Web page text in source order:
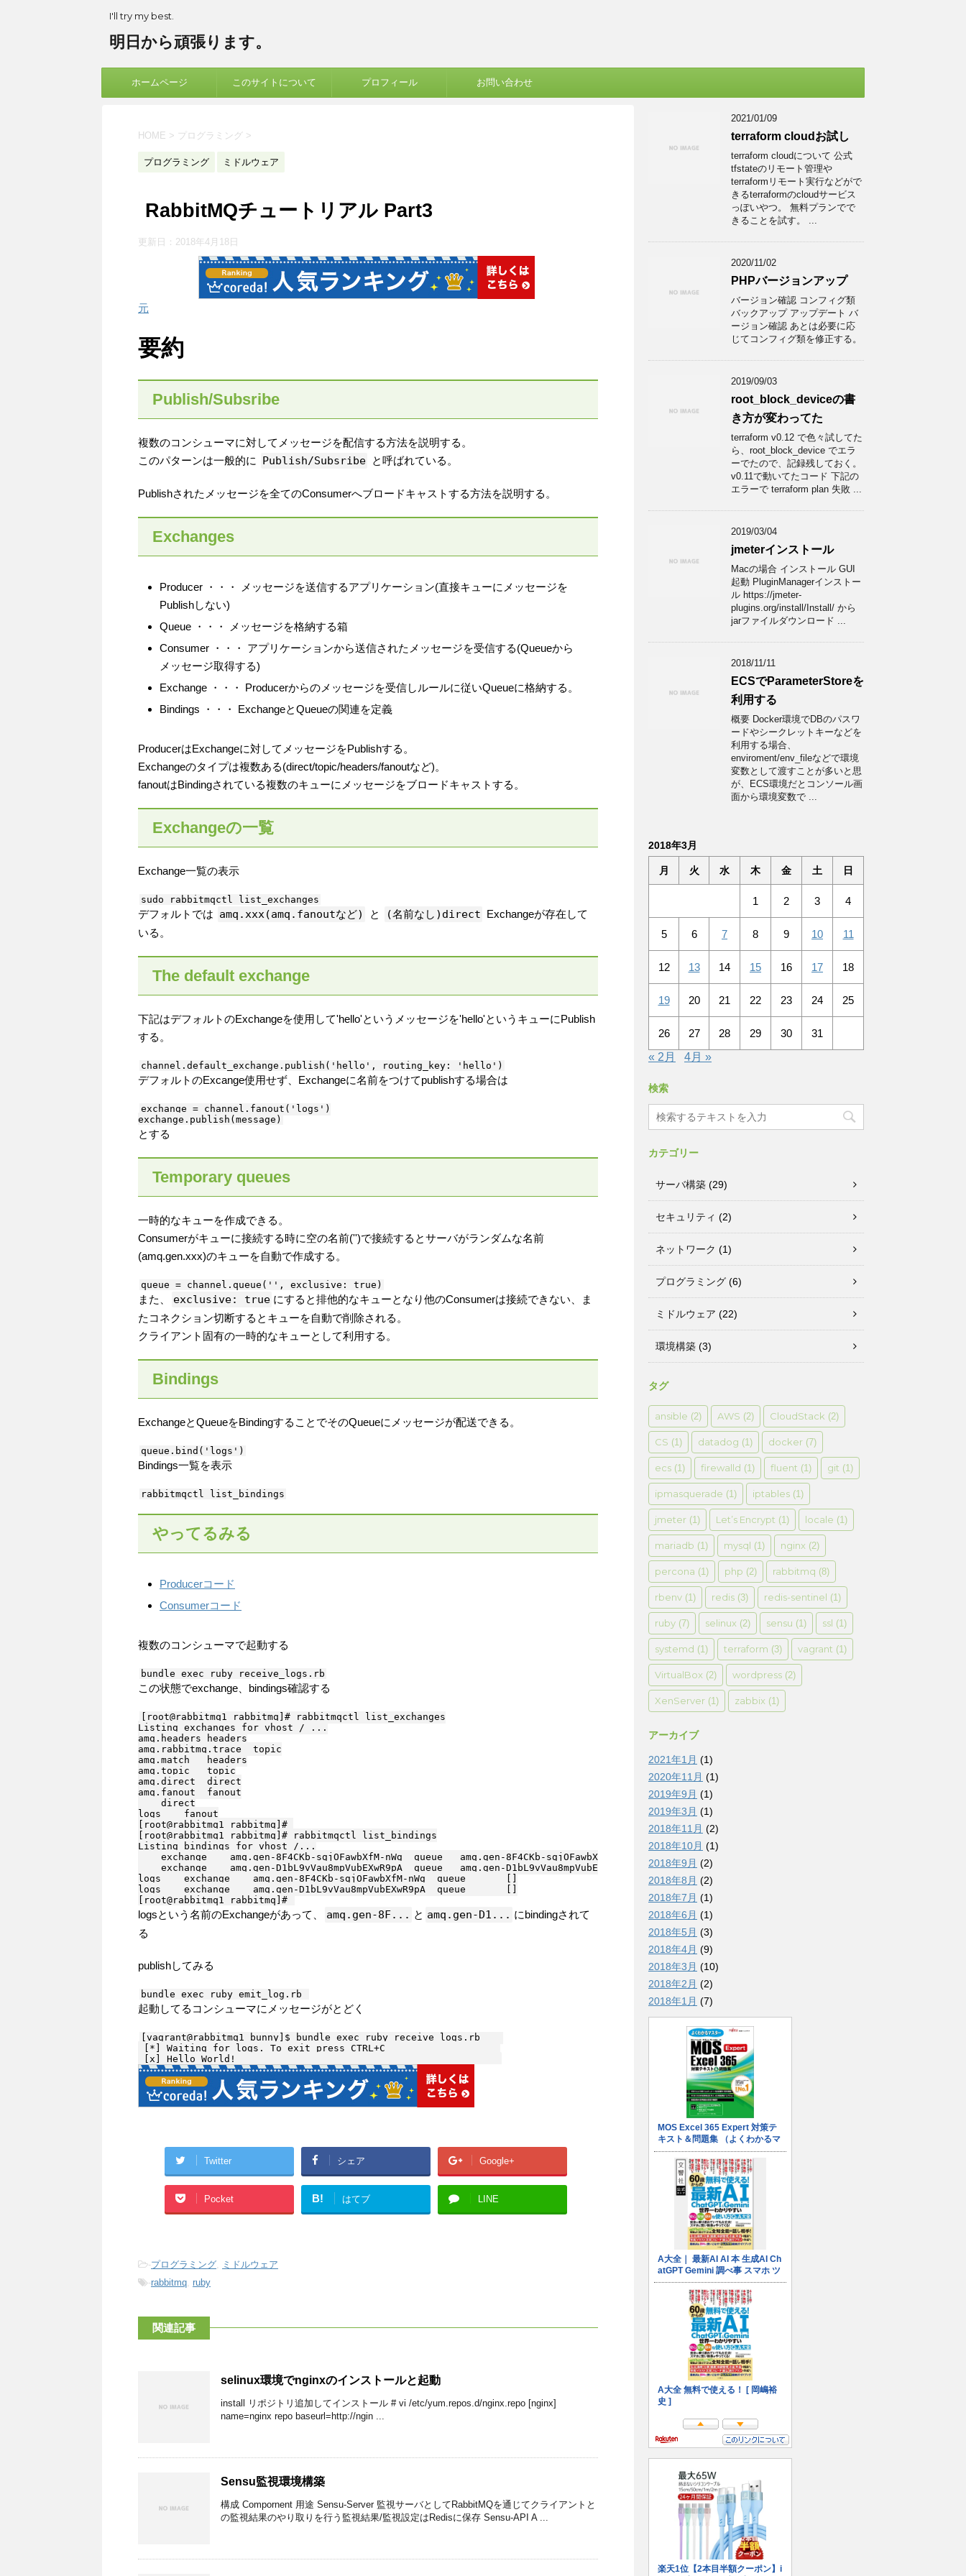
I'll try my best.
明日から頑張ります。
ホームページ このサイトについて プロフィール お問い合わせ
HOME > プログラミング >
プログラミング ミドルウェア
RabbitMQチュートリアル Part3
更新日： 2018年4月18日
元
要約
Publish/Subsribe
複数のコンシューマに対してメッセージを配信する方法を説明する。
このパターンは一般的に
Publish/Subsribe と呼ばれている。
Publishされたメッセージを全てのConsumerへブロードキャストする方法を説明する。
Exchanges
Producer ・・・ メッセージを送信するアプリケーション(直接キューにメッセージを
Publishしない)
Queue ・・・ メッセージを格納する箱
Consumer ・・・ アプリケーションから送信されたメッセージを受信する(Queueから
メッセージ取得する)
Exchange ・・・ Producerからのメッセージを受信しルールに従いQueueに格納する。
Bindings ・・・ ExchangeとQueueの関連を定義
ProducerはExchangeに対してメッセージをPublishする。
Exchangeのタイプは複数ある(direct/topic/headers/fanoutなど)。
fanoutはBindingされている複数のキューにメッセージをブロードキャストする。
Exchangeの一覧
Exchange一覧の表示
デフォルトでは amq.xxx(amq.fanoutなど) と (名前なし)direct Exchangeが存在して
いる。
The default exchange
下記はデフォルトのExchangeを使用して'hello'というメッセージを'hello'というキューにPublish
する。
デフォルトのExcange使用せず、Exchangeに名前をつけてpublishする場合は
exchange = channel.fanout('logs')
とする
Temporary queues
一時的なキューを作成できる。
Consumerがキューに接続する時に空の名前('')で接続するとサーバがランダムな名前
(amq.gen.xxx)のキューを自動で作成する。
また、 exclusive: true にすると排他的なキューとなり他のConsumerは接続できない、ま
たコネクション切断するとキューを自動で削除される。
クライアント固有の一時的なキューとして利用する。
Bindings
ExchangeとQueueをBindingすることでそのQueueにメッセージが配送できる。
Bindings一覧を表示
やってるみる
Producerコード
Consumerコード
複数のコンシューマで起動する
この状態でexchange、bindings確認する
[root@rabbitmq1 rabbitmq]# rabbitmqctl list_exchanges
Listing exchanges for vhost / ...
amq.headers headers
amq.rabbitmq.trace  topic
amq.match   headers
amq.topic   topic
amq.direct  direct
amq.fanout  fanout
    direct
logs    fanout
[root@rabbitmq1 rabbitmq]#
[root@rabbitmq1 rabbitmq]# rabbitmqctl list_bindings
Listing bindings for vhost /...
    exchange    amq.gen-8F4CKb-sgjOFawbXfM-nWg  queue   amq.gen-8F4CKb-sgjOFawbXfM-nWg  []
    exchange    amq.gen-D1bL9vVau8mpVubEXwR9pA  queue   amq.gen-D1bL9vVau8mpVubEXwR9pA  []
logs    exchange    amq.gen-8F4CKb-sgjOFawbXfM-nWg  queue       []
logs    exchange    amq.gen-D1bL9vVau8mpVubEXwR9pA  queue       []
logsという名前のExchangeがあって、 amq.gen-8F... と amq.gen-D1... にbindingされて
る
publishしてみる
起動してるコンシューマにメッセージがとどく
[vagrant@rabbitmq1 bunny]$ bundle exec ruby receive_logs.rb
[*] Waiting for logs. To exit press CTRL+C
Twitter シェア Google+
Pocket B! はてブ LINE
-プログラミング
ミドルウェア
-rabbitmq ruby
関連記事
selinux環境でnginxのインストールと起動
install リポジトリ追加してインストール # vi /etc/yum.repos.d/nginx.repo [nginx]
name=nginx repo baseurl=http://ngin ...
Sensu監視環境構築
構成 Compornent 用途 Sensu-Server 監視サーバとしてRabbitMQを通じてクライアントと
の監視結果のやり取りを行う監視結果/監視設定はRedisに保存 Sensu-API A ...
2021/01/09
terraform cloudお試し
terraform cloudについて 公式
tfstateのリモート管理や
terraformリモート実行などがで
きるterraformのcloudサービス
っぽいやつ。 無料プランでで
きることを試す。 ...
2020/11/02
PHPバージョンアップ
バージョン確認 コンフィグ類
バックアップ アップデート バ
ージョン確認 あとは必要に応
じてコンフィグ類を修正する。
2019/09/03
root_block_deviceの書
き方が変わってた
terraform v0.12 で色々試してた
ら、root_block_device でエラ
ーでたので、記録残しておく。
v0.11で動いてたコード 下記の
エラーで terraform plan 失敗 ...
2019/03/04
jmeterインストール
Macの場合 インストール GUI
起動 PluginManagerインストー
ル https://jmeter-
plugins.org/install/Install/ から
jarファイルダウンロード ...
2018/11/11
ECSでParameterStoreを
利用する
概要 Docker環境でDBのパスワ
ードやシークレットキーなどを
利用する場合、
enviroment/env_fileなどで環境
変数として渡すことが多いと思
が、ECS環境だとコンソール画
面から環境変数で ...
2018年3月
月 火 水 木 金 土 日
1 2 3 4
5 6 7 8 9 10 11
12 13 14 15 16 17 18
19 20 21 22 23 24 25
26 27 28 29 30
31
« 2月
4月 »
検索
カテゴリー
サーバ構築 (29)
セキュリティ (2)
ネットワーク (1)
プログラミング (6)
ミドルウェア (22)
環境構築 (3)
タグ
ansible (2) AWS (2) CloudStack (2)
CS (1) datadog (1) docker (7)
ecs (1) firewalld (1) fluent (1) git (1)
ipmasquerade (1) iptables (1)
jmeter (1) Let’s Encrypt (1) locale (1)
mariadb (1) mysql (1) nginx (2)
percona (1) php (2) rabbitmq (8)
rbenv (1) redis (3) redis-sentinel (1)
ruby (7) selinux (2) sensu (1) ssl (1)
systemd (1) terraform (3) vagrant (1)
VirtualBox (2) wordpress (2)
XenServer (1) zabbix (1)
アーカイブ
2021年1月 (1)
2020年11月 (1)
2019年9月 (1)
2019年3月 (1)
2018年11月 (2)
2018年10月 (1)
2018年9月 (2)
2018年8月 (2)
2018年7月 (1)
2018年6月 (1)
2018年5月 (3)
2018年4月 (9)
2018年3月 (10)
2018年2月 (2)
2018年1月 (7)